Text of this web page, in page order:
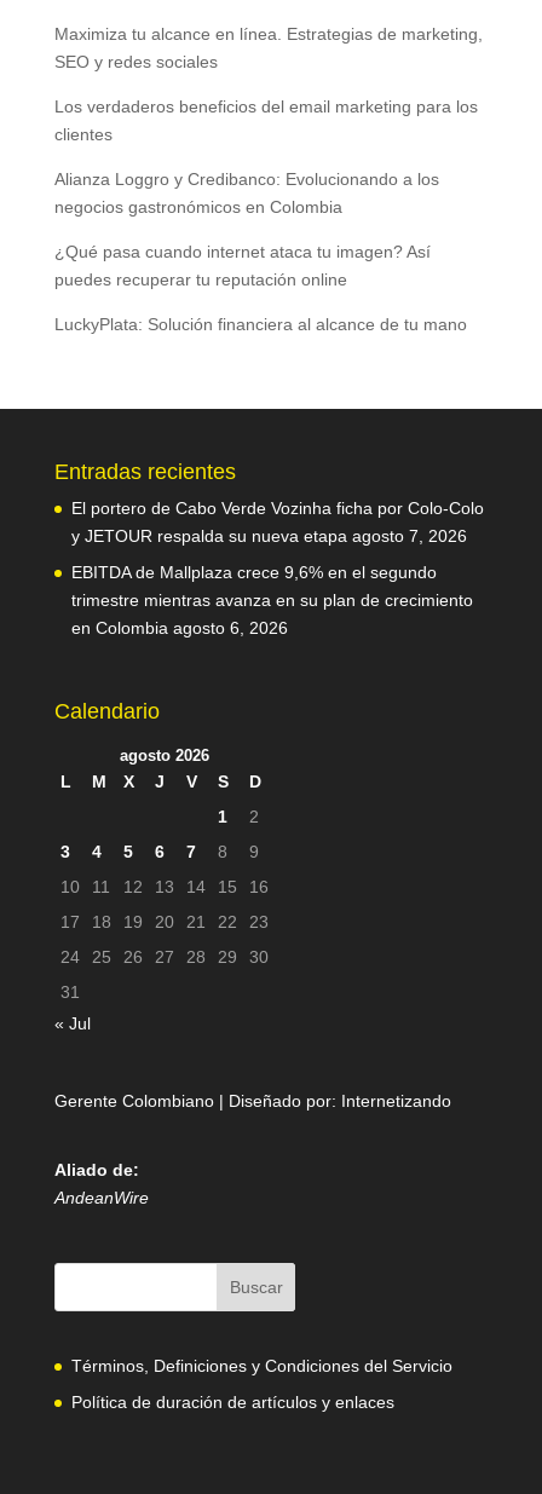
Maximiza tu alcance en línea. Estrategias de marketing,
SEO y redes sociales
Los verdaderos beneficios del email marketing para los
clientes
Alianza Loggro y Credibanco: Evolucionando a los
negocios gastronómicos en Colombia
¿Qué pasa cuando internet ataca tu imagen? Así
puedes recuperar tu reputación online
LuckyPlata: Solución financiera al alcance de tu mano
Entradas recientes
El portero de Cabo Verde Vozinha ficha por Colo-Colo
y JETOUR respalda su nueva etapa agosto 7, 2026
EBITDA de Mallplaza crece 9,6% en el segundo
trimestre mientras avanza en su plan de crecimiento
en Colombia agosto 6, 2026
Calendario
agosto 2026
L M X J V S
D
1
2
3
4 5 6 7 8
9
10
11 12 13 14 15
16
17
18 19 20 21 22
23
24
25 26 27 28 29
30
31
« Jul
Gerente Colombiano | Diseñado por: Internetizando
Aliado de:
AndeanWire
Términos, Definiciones y Condiciones del Servicio
Política de duración de artículos y enlaces